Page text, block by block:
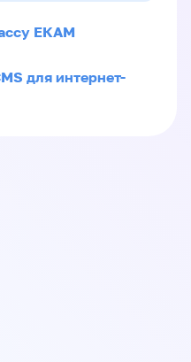
ЕКАМ
для интернет-